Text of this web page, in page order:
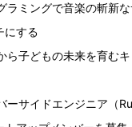
ラミングで音楽の斬新
にする
ら子どもの未来を育む
ーサイドエンジニア（